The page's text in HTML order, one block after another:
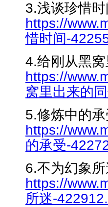
3.浅谈珍惜
https://
惜时间-
4.给刚从黑
https://
窝里出来的
5.修炼中的
https://
的承受-
6.不为幻象
https://
所迷-